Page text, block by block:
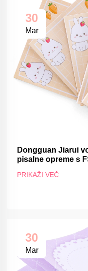
30
Mar
Dongguan Jiarui
pisalne opreme s
PRIKAŽI VEČ
30
Mar